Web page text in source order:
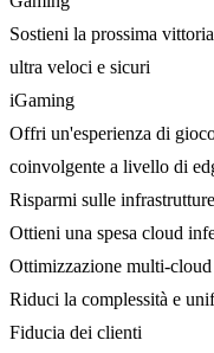
Sostieni la prossima
ultra veloci e sicuri
iGaming
Offri un'esperienza di
coinvolgente a livello di
Risparmi sulle infrastrutture
Ottieni una spesa cloud
Ottimizzazione multi-cloud
Riduci la complessità e
Fiducia dei clienti